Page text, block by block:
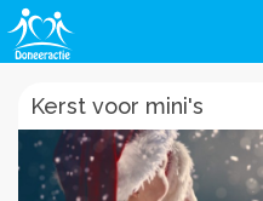
Kerst voor mini's